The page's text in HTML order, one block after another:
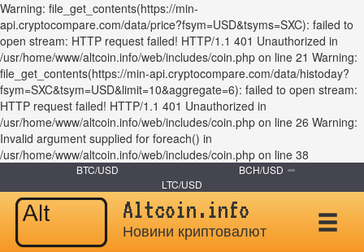
Warning: file_get_contents(https://min-
api.cryptocompare.com/data/price?fsym=USD&tsyms=SXC): failed to
open stream: HTTP request failed! HTTP/1.1 401 Unauthorized in
/usr/home/www/altcoin.info/web/includes/coin.php on line 21 Warning:
file_get_contents(https://min-api.cryptocompare.com/data/histoday?
fsym=SXC&tsym=USD&limit=10&aggregate=6): failed to open stream:
HTTP request failed! HTTP/1.1 401 Unauthorized in
/usr/home/www/altcoin.info/web/includes/coin.php on line 26 Warning:
Invalid argument supplied for foreach() in
/usr/home/www/altcoin.info/web/includes/coin.php on line 38
BTC/USD
BCH/USD
LTC/USD
Altcoin.info
Новини криптовалют